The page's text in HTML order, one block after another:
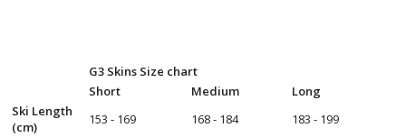
G3 Skins Size chart
Short
Medium
Long
Ski Length
(cm)
153 - 169 168 - 184
183 - 199